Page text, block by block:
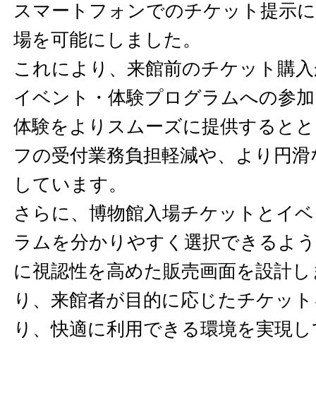
スマートフォンでのチケット提示
場を可能にしました。
これにより、来館前のチケット購
イベント・体験プログラムへの参
体験をよりスムーズに提供すると
フの受付業務負担軽減や、より円
しています。
さらに、博物館入場チケットとイ
ラムを分かりやすく選択できるよ
に視認性を高めた販売画面を設計
り、来館者が目的に応じたチケッ
り、快適に利用できる環境を実現